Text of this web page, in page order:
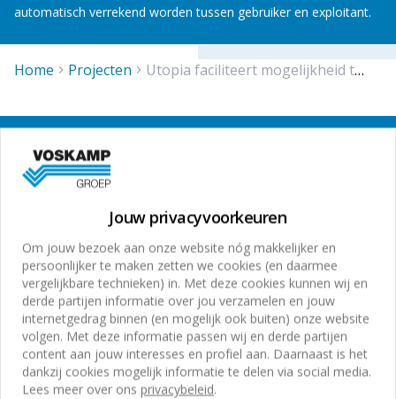
automatisch verrekend worden tussen gebruiker en exploitant.
Home projecten utopia faciliteert mogelijkheid tot elektrisch laden
Aanmelden Voskamp
nieuwsbrief
de hoogte van de laatste ontwikkelingen en speciale
aanbiedingen!
Aanmelden
Jouw privacyvoorkeuren
Om jouw bezoek aan onze website nóg makkelijker en
persoonlijker te maken zetten we cookies (en daarmee
vergelijkbare technieken) in. Met deze cookies kunnen wij en
derde partijen informatie over jou verzamelen en jouw
internetgedrag binnen (en mogelijk ook buiten) onze website
volgen. Met deze informatie passen wij en derde partijen
content aan jouw interesses en profiel aan. Daarnaast is het
dankzij cookies mogelijk informatie te delen via social media.
Lees meer over ons privacybeleid.